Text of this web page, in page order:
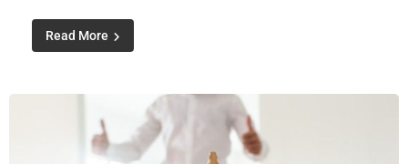
Read More